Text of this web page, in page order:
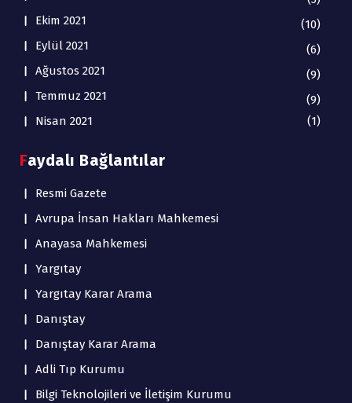
Ekim 2021
(10)
Eylül 2021
(6)
Ağustos 2021
(9)
Temmuz 2021
(9)
Nisan 2021
(1)
Faydalı Bağlantılar
Resmi Gazete
Avrupa İnsan Hakları Mahkemesi
Anayasa Mahkemesi
Yargıtay
Yargıtay Karar Arama
Danıştay
Danıştay Karar Arama
Adli Tıp Kurumu
Bilgi Teknolojileri ve İletişim Kurumu